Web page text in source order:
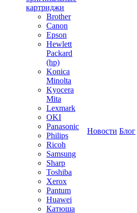
картриджи
Brother
Canon
Epson
Hewlett
Packard
(hp)
Konica
Minolta
Kyocera
Mita
Lexmark
OKI
Panasonic
Philips
Ricoh
Samsung
Sharp
Toshiba
Xerox
Pantum
Huawei
Катюша
Новости Блог